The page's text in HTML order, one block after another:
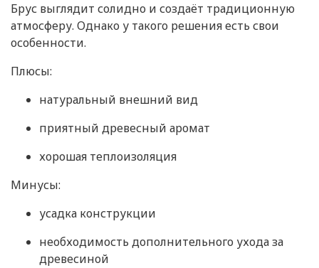
Брус выглядит солидно и создаёт традиционную
атмосферу. Однако у такого решения есть свои
особенности.
Плюсы:
натуральный внешний вид
приятный древесный аромат
хорошая теплоизоляция
Минусы:
усадка конструкции
необходимость дополнительного ухода за
древесиной